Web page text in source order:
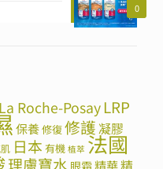
0
La Roche-PosayLRP
保養修復修護凝膠
日本 有機 植萃 法國
理膚寶水 精華